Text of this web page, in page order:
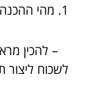
1. מהי ההכנה המקיפה להציע נישואין בטבע?
– להכין
לשכוח ליצור